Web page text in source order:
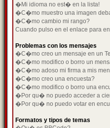
�Mi idioma no est� en la lista!
�C�mo muestro una imagen
�C�mo cambio mi rango?
Cuando pulso en el enlace para
Problemas con los mensajes
�C�mo creo un mensaje en un
�C�mo modifico o borro un
�C�mo adoso mi firma a mis
�C�mo creo una encuesta?
�C�mo modifico o borro una
�Por qu� no puedo acceder a
�Por qu� no puedo votar en
Formatos y tipos de temas